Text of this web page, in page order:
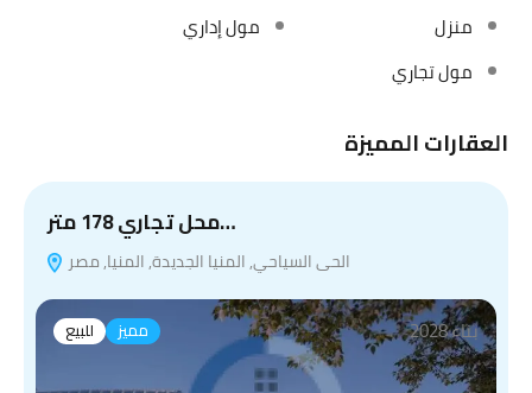
منزل
مول إداري
مول تجاري
العقارات المميزة
محل تجاري 178 متر…
الحى السياحي, المنيا الجديدة, المنيا, مصر
للبيع مميز بناء 2028